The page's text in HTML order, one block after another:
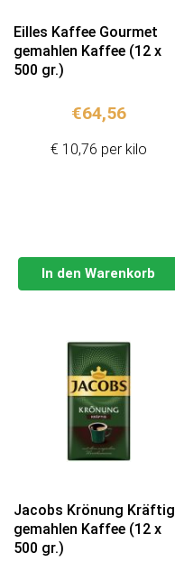
Eilles Kaffee Gourmet
gemahlen Kaffee (12 x
500 gr.)
€64,56
In den Warenkorb
€ 10,76 per kilo
Jacobs Krönung Kräftig
gemahlen Kaffee (12 x
500 gr.)